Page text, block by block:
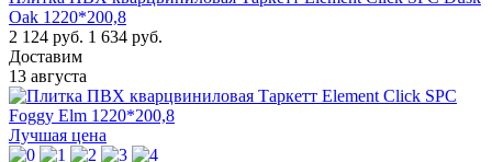
Oak 1220*200,8
2 124 руб. 1 634 руб.
Доставим
13 августа
Лучшая цена